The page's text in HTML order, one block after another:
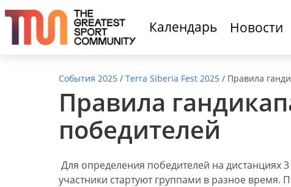
Календарь Новости
События 2025 / Terra Siberia Fest 2025 / Правила
Правила
победителей
Для определения победителей на дистанциях
участники стартуют группами в разное